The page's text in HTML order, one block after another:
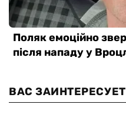
ВАС ЗАИНТЕРЕСУЕТ